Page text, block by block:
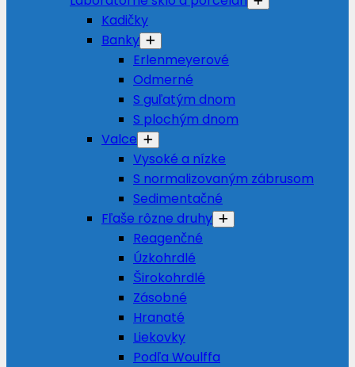
Kadičky
Banky
Erlenmeyerové
Odmerné
S guľatým dnom
S plochým dnom
Valce
Vysoké a nízke
S normalizovaným zábrusom
Sedimentačné
Fľaše rôzne druhy
Reagenčné
Úzkohrdlé
Širokohrdlé
Zásobné
Hranaté
Liekovky
Podľa Woulffa